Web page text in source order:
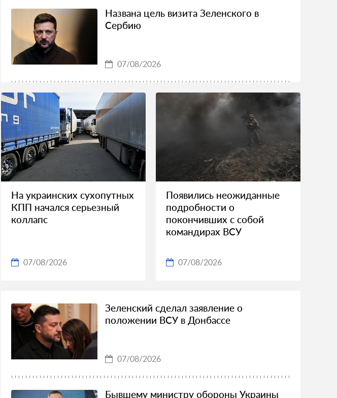
Названа цель визита Зеленского в
Сербию
07/08/2026
На украинских сухопутных
КПП начался серьезный
коллапс
07/08/2026
Появились неожиданные
подробности о
покончивших с собой
командирах ВСУ
07/08/2026
Зеленский сделал заявление о
положении ВСУ в Донбассе
07/08/2026
Бывшему министру обороны Украины